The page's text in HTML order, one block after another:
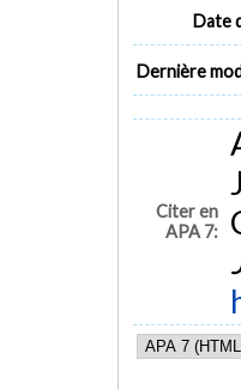
Date
Dernière
Citer en
APA 7: